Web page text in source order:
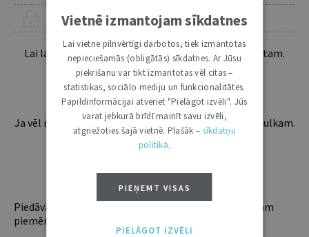
ŠIS RAKSTS PIEEJAMS “JURISTA VĀRDA” ABONENTIEM
Lai lasītu šo rakstu tālāk, Tev jābūt žurnāla abonentam.
Esošos abonentus lūdzam autorizēties:
Ja vēl neesi abonents, aicinām pievienoties lasītāju pulkam.
Iegūsi tūlītēju piekļuvi digitālajam saturam!
ABONĒT
Piedāvājam trīs abonementu veidus. Vienam lietotājam
piemērotākais ir "Mazais" (3, 6 un 12 mēnešiem).
Vietnē izmantojam sīkdatnes
Lai vietne pilnvērtīgi darbotos, tiek izmantotas
nepieciešamās (obligātās) sīkdatnes. Ar Jūsu
piekrišanu var tikt izmantotas vēl citas –
statistikas, sociālo mediju un funkcionalitātes.
Papildinformācijai atveriet "Pielāgot izvēli". Jūs
varat jebkurā brīdī mainīt savu izvēli,
atgriežoties šajā vietnē. Plašāk – sīkdatņu
politikā.
PIEŅEMT VISAS
PIELĀGOT IZVĒLI